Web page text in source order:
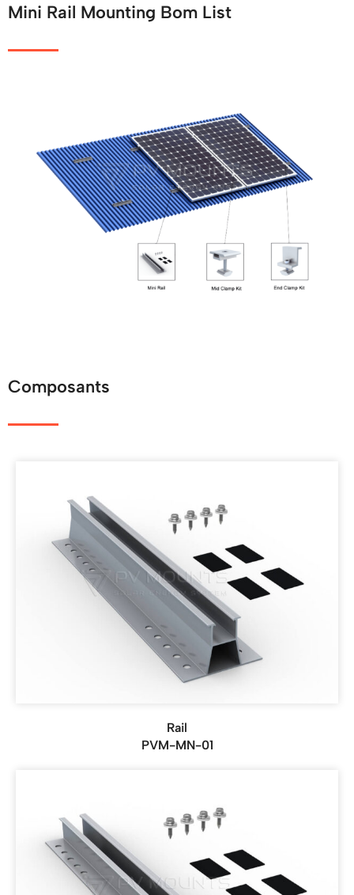
Mini Rail Mounting Bom List
Composants
Rail
PVM-MN-01